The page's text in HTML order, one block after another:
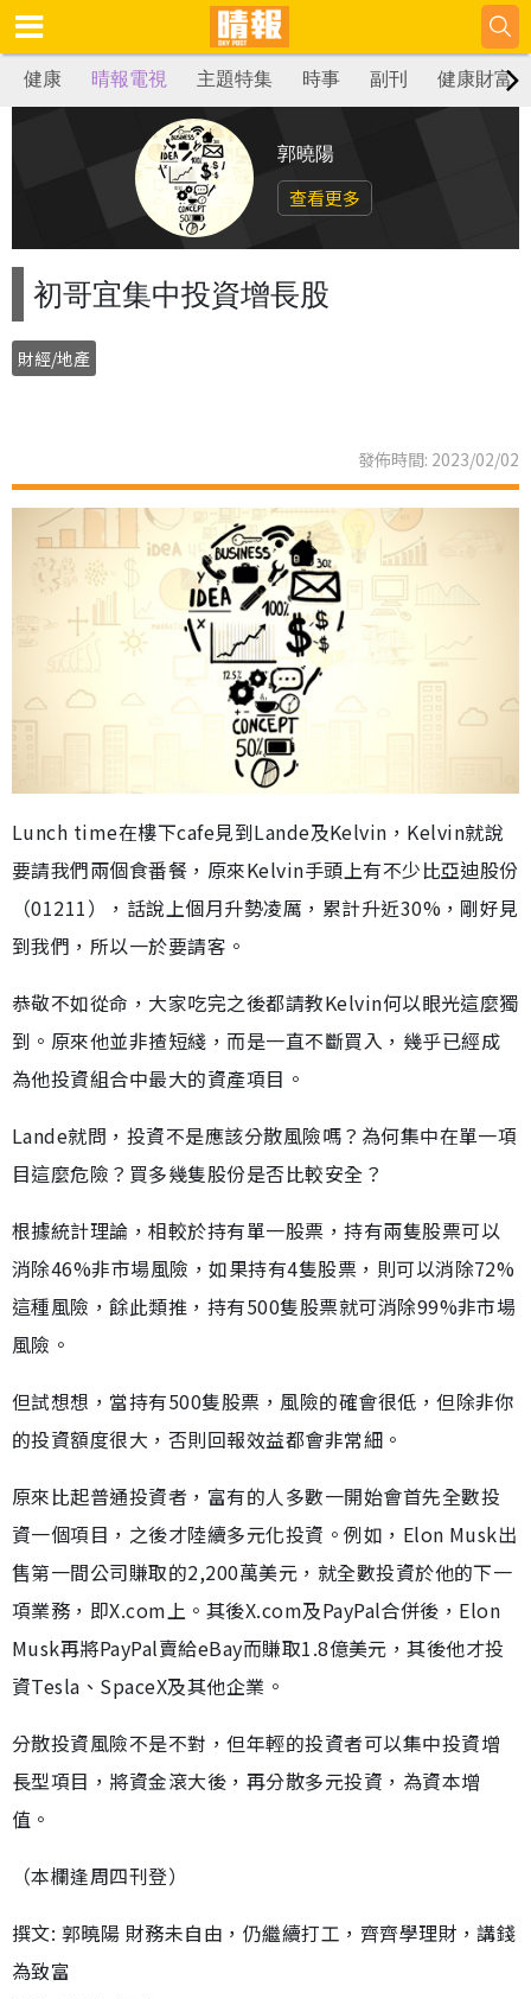
健康 晴報電視 主題特集 時事 副刊 健康財富
郭曉陽
查看更多
初哥宜集中投資增長股
財經/地產
發佈時間: 2023/02/02
Lunch time在樓下cafe見到Lande及Kelvin，Kelvin就說
要請我們兩個食番餐，原來Kelvin手頭上有不少比亞迪股份
（01211），話說上個月升勢凌厲，累計升近30%，剛好見
到我們，所以一於要請客。
恭敬不如從命，大家吃完之後都請教Kelvin何以眼光這麼獨
到。原來他並非揸短綫，而是一直不斷買入，幾乎已經成
為他投資組合中最大的資產項目。
Lande就問，投資不是應該分散風險嗎？為何集中在單一項
目這麼危險？買多幾隻股份是否比較安全？
根據統計理論，相較於持有單一股票，持有兩隻股票可以
消除46%非市場風險，如果持有4隻股票，則可以消除72%
這種風險，餘此類推，持有500隻股票就可消除99%非市場
風險。
但試想想，當持有500隻股票，風險的確會很低，但除非你
的投資額度很大，否則回報效益都會非常細。
原來比起普通投資者，富有的人多數一開始會首先全數投
資一個項目，之後才陸續多元化投資。例如，Elon Musk出
售第一間公司賺取的2,200萬美元，就全數投資於他的下一
項業務，即X.com上。其後X.com及PayPal合併後，Elon
Musk再將PayPal賣給eBay而賺取1.8億美元，其後他才投
資Tesla、SpaceX及其他企業。
分散投資風險不是不對，但年輕的投資者可以集中投資增
長型項目，將資金滾大後，再分散多元投資，為資本增
值。
（本欄逢周四刊登）
撰文: 郭曉陽 財務未自由，仍繼續打工，齊齊學理財，講錢
為致富